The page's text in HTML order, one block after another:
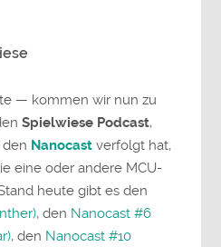
— kommen wir nun zu
Spielwiese Podcast,
Nanocast verfolgt hat,
eine oder andere MCU-
heute gibt es den
, den Nanocast #6
, den Nanocast #10